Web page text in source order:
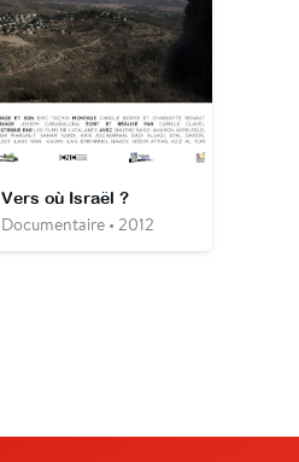
Vers où Israël ?
Documentaire • 2012